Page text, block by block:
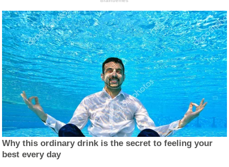
Why this ordinary drink is the secret to feeling your
best every day